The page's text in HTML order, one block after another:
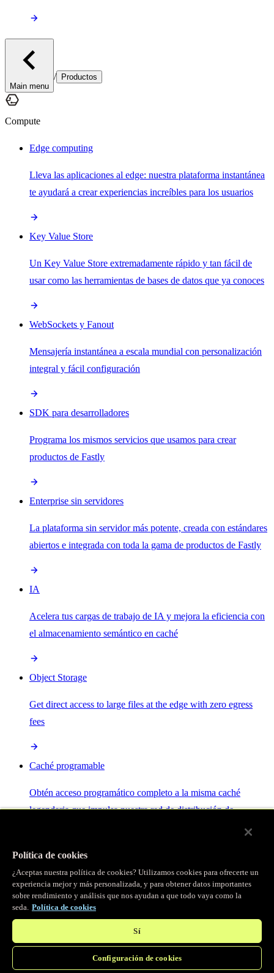
Main menu
/ Productos
Compute
Edge computing
Lleva las aplicaciones al edge: nuestra plataforma instantánea
te ayudará a crear experiencias increíbles para los usuarios
Key Value Store
Un Key Value Store extremadamente rápido y tan fácil de
usar como las herramientas de bases de datos que ya conoces
WebSockets y Fanout
Mensajería instantánea a escala mundial con personalización
integral y fácil configuración
SDK para desarrolladores
Programa los mismos servicios que usamos para crear
productos de Fastly
Enterprise sin servidores
La plataforma sin servidor más potente, creada con estándares
abiertos e integrada con toda la gama de productos de Fastly
IA
Acelera tus cargas de trabajo de IA y mejora la eficiencia con
el almacenamiento semántico en caché
Object Storage
Get direct access to large files at the edge with zero egress
fees
Caché programable
Obtén acceso programático completo a la misma caché
legendaria que impulsa nuestra red de distribución de
Servidor MCP
Control por IA para tus servicios Fastly.
Política de cookies
¿Aceptas nuestra política de cookies? Utilizamos cookies para ofrecerte un
experiencia mejor y más personalizada, y para obtener datos importantes
sobre rendimiento y análisis que nos ayudan a que todo vaya como la
seda. Política de cookies
Sí
Configuración de cookies